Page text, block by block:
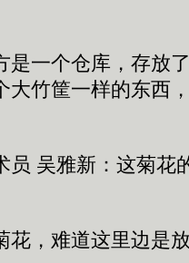
一个仓库，存放
大竹筐一样的东西
吴雅新：这菊花
，难道这里边是